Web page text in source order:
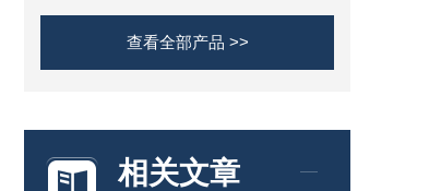
查看全部产品 >>
相关文章